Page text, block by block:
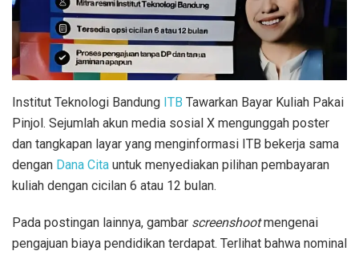
Institut Teknologi Bandung ITB Tawarkan Bayar Kuliah Pakai
Pinjol. Sejumlah akun media sosial X mengunggah poster
dan tangkapan layar yang menginformasi ITB bekerja sama
dengan Dana Cita untuk menyediakan pilihan pembayaran
kuliah dengan cicilan 6 atau 12 bulan.
Pada postingan lainnya, gambar screenshootmengenai
pengajuan biaya pendidikan terdapat. Terlihat bahwa nominal